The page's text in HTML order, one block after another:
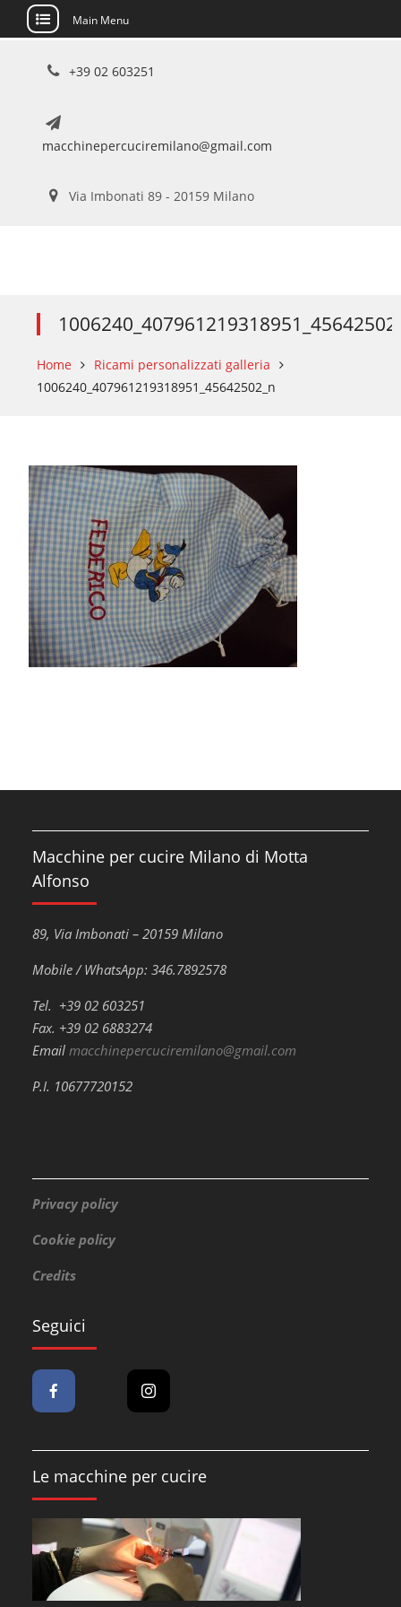
Main Menu
+39 02 603251
macchinepercuciremilano@gmail.com
Via Imbonati 89 - 20159 Milano
Home
Ricami personalizzati galleria
1006240_407961219318951_45642502_n
Macchine per cucire Milano di Motta
Alfonso
89, Via Imbonati – 20159 Milano
Mobile / WhatsApp: 346.7892578
Tel. +39 02 603251
Fax. +39 02 6883274
Emailmacchinepercuciremilano@gmail.com
P.I. 10677720152
Privacy policy
Cookie policy
Credits
Seguici
Le macchine per cucire